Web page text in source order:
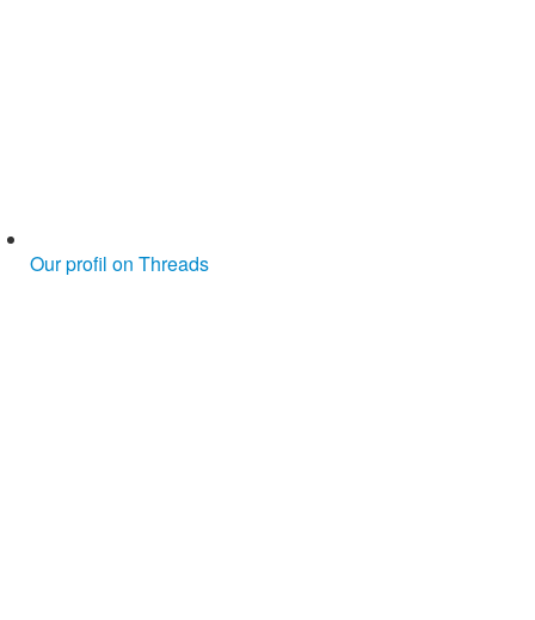
Our profil on Threads